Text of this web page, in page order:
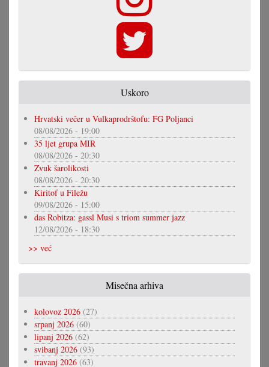
Uskoro
Hrvatski večer u Vulkaprodrštofu: FG Poljanci
08/08/2026 - 19:00
35 ljet grupa MIR
08/08/2026 - 20:30
Zvuk šarolikosti
08/08/2026 - 20:30
Kiritof u Filežu
09/08/2026 - 15:00
das Robitza: gassl Musi s triom summer jazz
12/08/2026 - 18:30
>> već
Misečna arhiva
kolovoz 2026 (27)
srpanj 2026 (60)
lipanj 2026 (62)
svibanj 2026 (93)
travanj 2026 (63)